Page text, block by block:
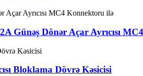
Günəş Dönər Açar Ayrıcısı
Bloklama Dövrə Kəsicisi